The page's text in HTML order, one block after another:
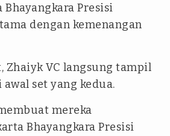
Presisi
dengan kemenangan
Zhaiyk VC langsung tampil
set yang kedua.
mereka
Bhayangkara Presisi